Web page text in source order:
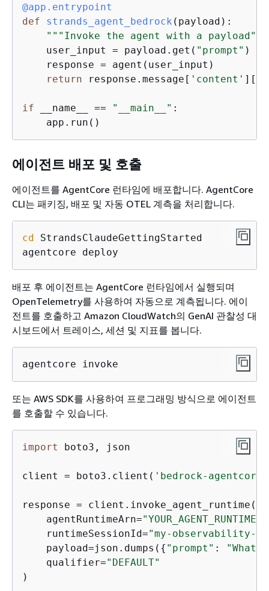
@app.entrypoint
def
strands_agent_bedrock ( payload ):
"""Invoke the agent with a payload"""
    user_input = payload.get(
"prompt" )
    response = agent(user_input)
return response.message[ 'content' ][
if __name__ == "__main__" :
    app.run()
에이전트 배포 및 호출
에이전트를 AgentCore 런타임에 배포합니다. AgentCore
CLI는 패키징, 배포 및 자동 OTEL 계측을 처리합니다.
cd StrandsClaudeGettingStarted
agentcore deploy
배포 후 에이전트는 AgentCore 런타임에서 실행되며
OpenTelemetry를 사용하여 자동으로 계측됩니다. 에이
전트를 호출하고 Amazon CloudWatch의 GenAI 관찰성 대
시보드에서 트레이스, 세션 및 지표를 봅니다.
agentcore invoke
또는 AWS SDK를 사용하여 프로그래밍 방식으로 에이전트
를 호출할 수 있습니다.
import boto3, json
client = boto3.client( 'bedrock-agentcore'
response = client.invoke_agent_runtime(
    agentRuntimeArn=
    runtimeSessionId=
"my-observability-
    payload=json.dumps(
{ "prompt" :
"What
    qualifier=
"DEFAULT"
)